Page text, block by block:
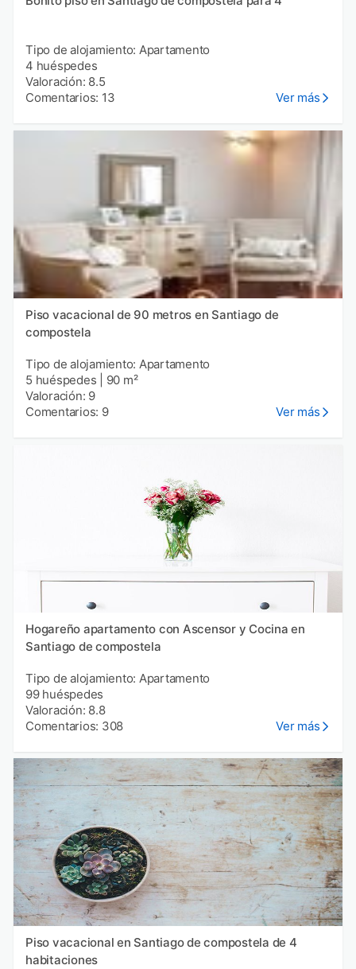
Tipo de alojamiento: Apartamento
4 huéspedes
Valoración: 8.5
Comentarios: 13
Ver más
Piso vacacional de 90 metros en Santiago de
compostela
Tipo de alojamiento: Apartamento
5 huéspedes
90 m²
Valoración: 9
Comentarios: 9
Ver más
Hogareño apartamento con Ascensor y Cocina en
Santiago de compostela
Tipo de alojamiento: Apartamento
99 huéspedes
Valoración: 8.8
Comentarios: 308
Ver más
Piso vacacional en Santiago de compostela de 4
habitaciones